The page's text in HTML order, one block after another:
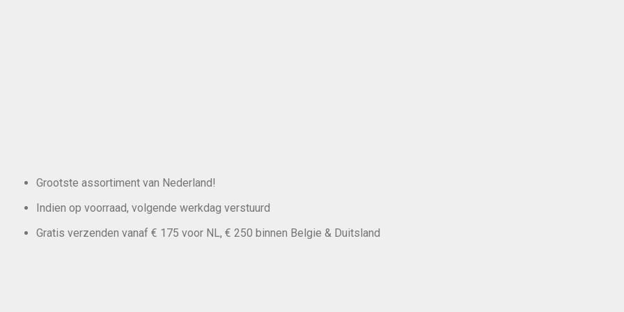
Grootste assortiment van Nederland!
Indien op voorraad, volgende werkdag verstuurd
Gratis verzenden vanaf € 175 voor NL, € 250 binnen Belgie & Duitsland